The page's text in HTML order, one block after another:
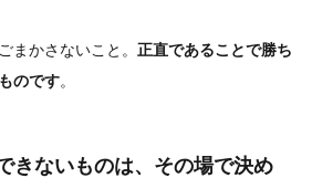
まかさないこと。 正直であることで勝ち
のです。
きないものは、その場で決め